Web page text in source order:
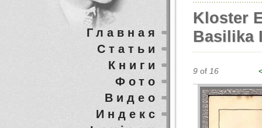
Kloster
Basilika
9 of 16
Главная
Статьи
Книги
Фото
Видео
Индекс